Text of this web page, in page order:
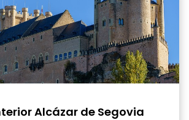
Alcázar de Segovia